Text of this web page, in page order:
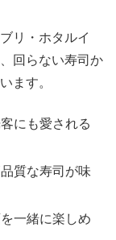
リ・ホタルイ
回らない寿司か
ます。
にも愛される
質な寿司が味
一緒に楽しめ